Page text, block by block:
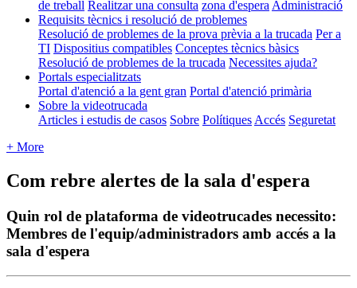
de treball Realitzar una consulta zona d'espera Administració
Requisits tècnics i resolució de problemes
Resolució de problemes de la prova prèvia a la trucada Per a
TI Dispositius compatibles Conceptes tècnics bàsics
Resolució de problemes de la trucada Necessites ajuda?
Portals especialitzats
Portal d'atenció a la gent gran Portal d'atenció primària
Sobre la videotrucada
Articles i estudis de casos Sobre Polítiques Accés Seguretat
+ More
Com rebre alertes de la sala d'espera
Quin rol de plataforma de videotrucades necessito:
Membres de l'equip/administradors amb accés a la
sala d'espera